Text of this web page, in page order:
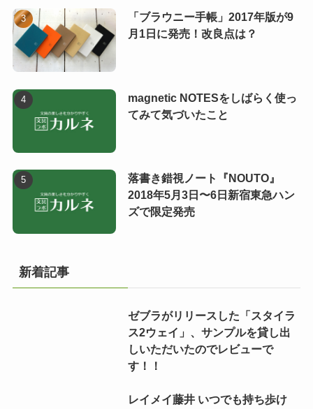
「ブラウニー手帳」2017年版が9
月1日に発売！改良点は？
magnetic NOTESをしばらく使っ
てみて気づいたこと
落書き錯視ノート『NOUTO』
2018年5月3日〜6日新宿東急ハン
ズで限定発売
新着記事
ゼブラがリリースした「スタイラ
ス2ウェイ」、サンプルを貸し出
しいただいたのでレビューで
す！！
レイメイ藤井 いつでも持ち歩け